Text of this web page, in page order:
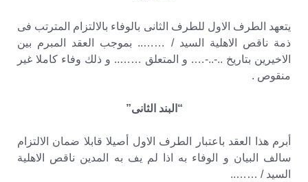
يتعهد الطرف الاول للطرف الثانى بالوفاء بالالتزام المترتب فى
ذمة ناقص الاهلية السيد / …….. بموجب العقد المبرم بين
الاخيرين بتاريخ ..-..-…. و المتعلق …….. و ذلك وفاء كاملا غير
منقوص .
“البند الثانى”
أبرم هذا العقد باعتبار الطرف الاول أصيلا قابلا ضمان الالتزام
سالف البيان و الوفاء به اذا لم يف به المدين ناقص الاهلية
السيد / ……..